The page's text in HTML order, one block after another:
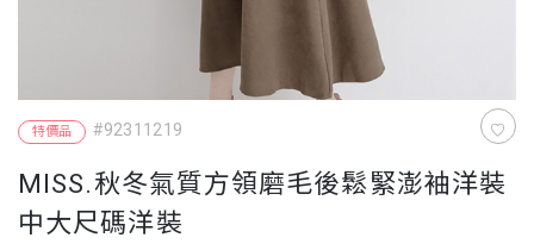
特價品 #92311219
MISS.秋冬氣質方領磨毛後鬆緊澎袖洋裝
中大尺碼洋裝